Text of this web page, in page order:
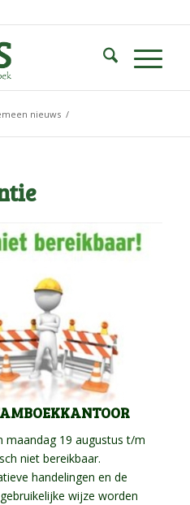
nieuws /
maandag 19 augustus t/m
niet bereikbaar.
handelingen en de
wijze worden